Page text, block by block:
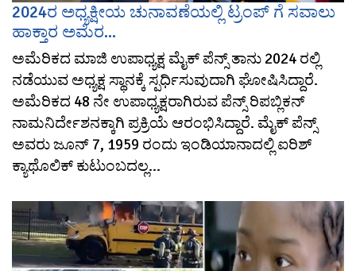
2024ರ ಅಧ್ಯಕ್ಷೀಯ ಚುನಾವಣೆಯಲ್ಲಿ ಟ್ರಂಪ್ ಗೆ ಸವಾಲು
ಹಾಕ್ತಾರ ಅಮೆರ...
ಅಮೆರಿಕದ ಮಾಜಿ ಉಪಾಧ್ಯಕ್ಷ ಮೈಕ್ ಪೆನ್ಸ್ ತಾನು 2024 ರಲ್ಲಿ
ನಡೆಯುವ ಅಧ್ಯಕ್ಷ ಸ್ಥಾನಕ್ಕೆ ಸ್ಪರ್ಧಿಸುವುದಾಗಿ ಘೋಷಿಸಿದ್ದಾರೆ.
ಅಮೆರಿಕದ 48 ನೇ ಉಪಾಧ್ಯಕ್ಷರಾಗಿರುವ ಪೆನ್ಸ್ ರಿಪಬ್ಲಿಕನ್
ನಾಮನಿರ್ದೇಶನಕ್ಕಾಗಿ ಪ್ರಕ್ರಿಯೆ ಆರಂಭಿಸಿದ್ದಾರೆ. ಮೈಕ್ ಪೆನ್ಸ್
ಅವರು ಜೂನ್ 7, 1959 ರಂದು ಇಂಡಿಯಾನಾದಲ್ಲಿ ಐರಿಶ್
ಕ್ಯಾಥೊಲಿಕ್ ಕುಟುಂಬದಲ್ಲ...